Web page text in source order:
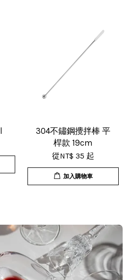
07:35 pm
質非常好、寄出很快速很有
買調酒用品都會優先選購
，商品品質也很ok，價格又
得推薦大家購買
304不鏽鋼攪拌棒 平
桿款 19cm
從NT$ 35 起
加入購物車